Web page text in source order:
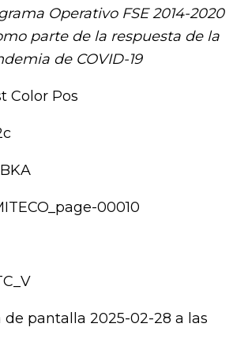
Operativo FSE 2014-2020
parte de la respuesta de la
de COVID-19